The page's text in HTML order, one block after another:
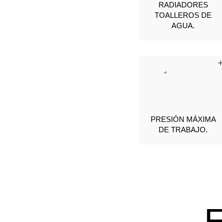
RADIADORES
TOALLEROS DE
AGUA.
PRESIÓN MÁXIMA
DE TRABAJO.